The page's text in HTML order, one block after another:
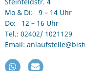
Mo & Di: 9 – 14 Uhr
Do: 12 – 16 Uhr
Tel.: 02402/ 1021129
Email: